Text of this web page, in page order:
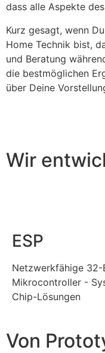
dass alle Aspekte
Kurz gesagt, wenn
Home Technik bist,
und Beratung
die bestmöglichen
über Deine
Wir
ESP
Netzwerkfähige
Mikrocontroller -
Chip-Lösungen
Von